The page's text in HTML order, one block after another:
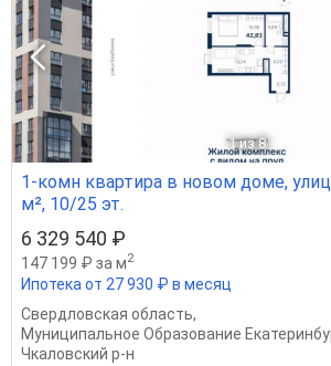
1 из 8
1-комн квартира в новом доме,
м², 10/25 эт.
6 329 540 ₽
147 199 ₽ за м2
Ипотека от 27 930 ₽ в месяц
Свердловская область,
Муниципальное Образование
Чкаловский р-н